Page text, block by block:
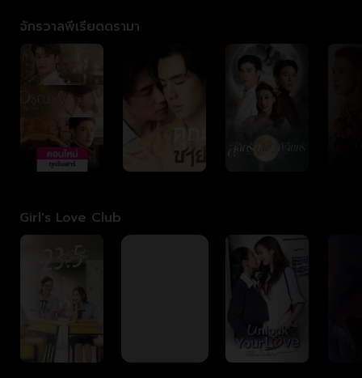
จักรวาลพีเรียดดรามา
Girl's Love Club